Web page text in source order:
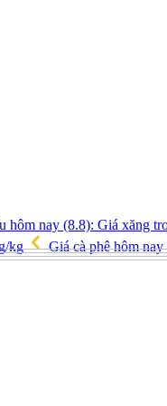
hôm nay (8.8): Giá xăng
kg Giá cà phê hôm